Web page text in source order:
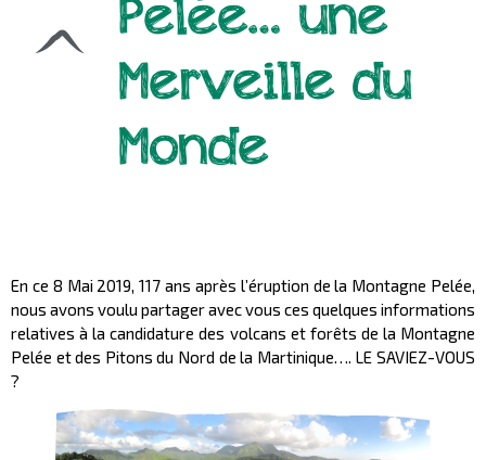
Merveille du
Monde
En ce 8 Mai 2019, 117 ans après l’éruption de la Montagne Pelée,
nous avons voulu partager avec vous ces quelques informations
relatives à la candidature des volcans et forêts de la Montagne
Pelée et des Pitons du Nord de la Martinique…. LE SAVIEZ-VOUS
?